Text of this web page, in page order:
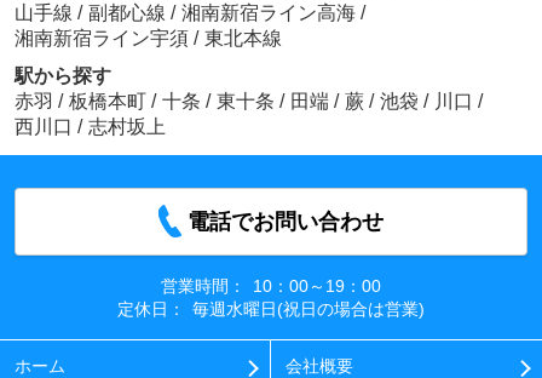
山手線 / 副都心線 / 湘南新宿ライン高海 /
湘南新宿ライン宇須 / 東北本線
駅から探す
赤羽 / 板橋本町 / 十条 / 東十条 / 田端 / 蕨 / 池袋 / 川口 /
西川口 / 志村坂上
電話でお問い合わせ
営業時間：
10：00～19：00
定休日：
毎週水曜日(祝日の場合は営業)
ホーム 会社概要